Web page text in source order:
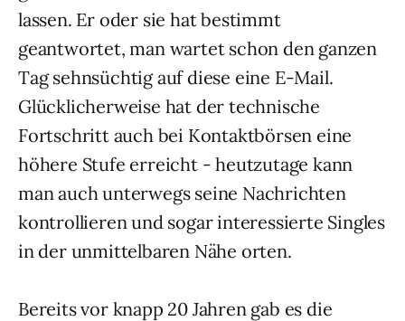
lassen. Er oder sie hat bestimmt
geantwortet, man wartet schon den ganzen
Tag sehnsüchtig auf diese eine E-Mail.
Glücklicherweise hat der technische
Fortschritt auch bei Kontaktbörsen eine
höhere Stufe erreicht - heutzutage kann
man auch unterwegs seine Nachrichten
kontrollieren und sogar interessierte Singles
in der unmittelbaren Nähe orten.
Bereits vor knapp 20 Jahren gab es die